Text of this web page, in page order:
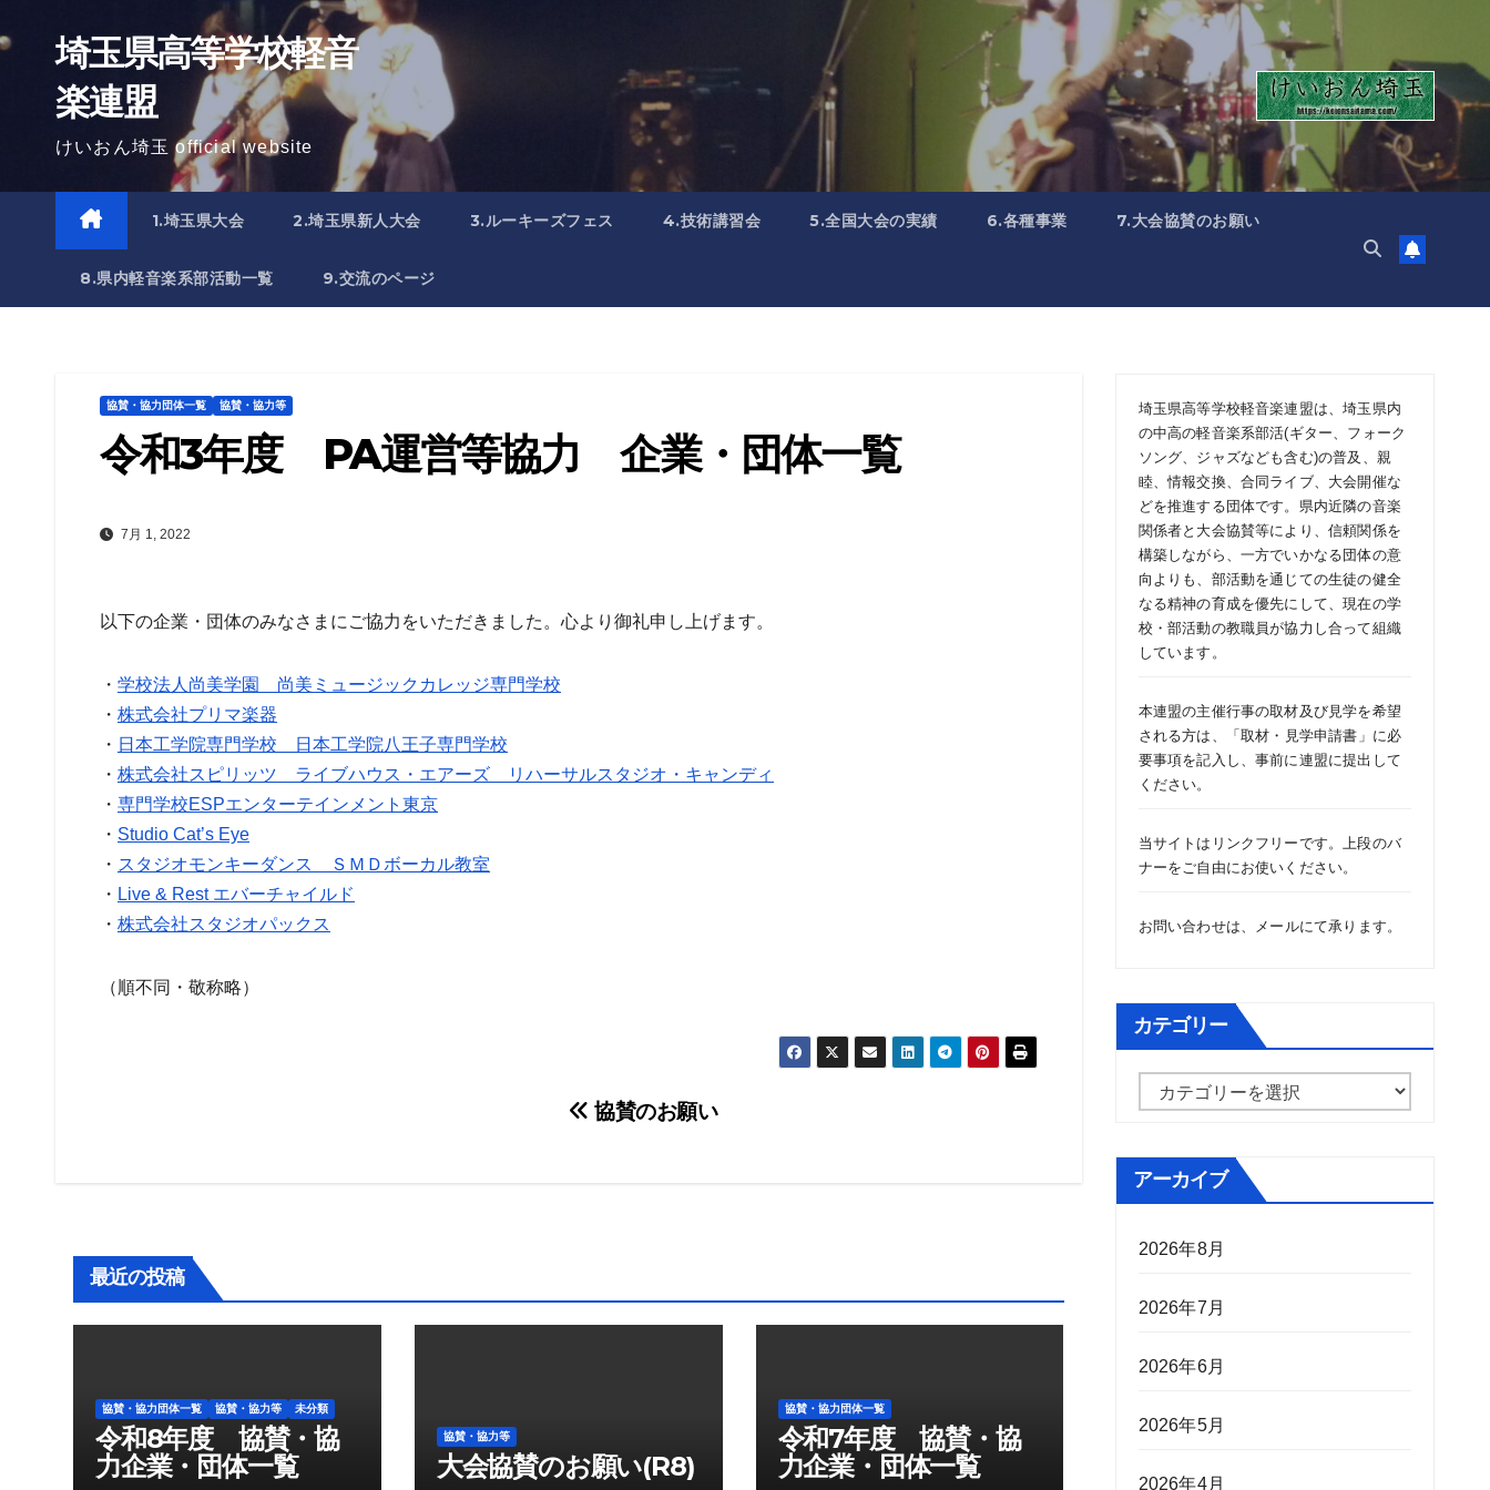
to
埼玉県高等学校軽音
楽連盟
けいおん埼玉 official website
1.埼玉県大会 2.埼玉県新人大会 3.ルーキーズフェス 4.技術講習会 5.全国大会の実績 6.各種事業 7.大会協賛のお願い
8.県内軽音楽系部活動一覧 9.交流のページ
協賛・協力団体一覧 協賛・協力等
令和3年度 PA運営等協力 企業・団体一覧
7月 1, 2022
以下の企業・団体のみなさまにご協力をいただきました。心より御礼申し上げます。
・ 学校法人尚美学園 尚美ミュージックカレッジ専門学校
・ 株式会社プリマ楽器
・ 日本工学院専門学校 日本工学院八王子専門学校
・ 株式会社スピリッツ ライブハウス・エアーズ リハーサルスタジオ・キャンディ
・ 専門学校ESPエンターテインメント東京
・ Studio Cat’s Eye
・ スタジオモンキーダンス ＳＭＤボーカル教室
・ Live & Rest エバーチャイルド
・ 株式会社スタジオパックス
（順不同・敬称略）
ビ
ゲ
シ
ョ
協賛のお願い
最近の投稿
協賛・協力団体一覧 協賛・協力等 未分類
令和8年度 協賛・協
力企業・団体一覧
協賛・協力等
大会協賛のお願い(R8)
協賛・協力団体一覧
令和7年度 協賛・協
力企業・団体一覧
埼玉県高等学校軽音楽連盟は、埼玉県内
の中高の軽音楽系部活(ギター、フォーク
ソング、ジャズなども含む)の普及、親
睦、情報交換、合同ライブ、大会開催な
どを推進する団体です。県内近隣の音楽
関係者と大会協賛等により、信頼関係を
構築しながら、一方でいかなる団体の意
向よりも、部活動を通じての生徒の健全
なる精神の育成を優先にして、現在の学
校・部活動の教職員が協力し合って組織
しています。
本連盟の主催行事の取材及び見学を希望
される方は、「 取材・見学申請書 」に必
要事項を記入し、事前に連盟に提出して
ください。
当サイトはリンクフリーです。上段のバ
ナーをご自由にお使いください。
お問い合わせは、 メールにて承ります。
カテゴリー
ゴ
リ
アーカイブ
2026年8月
2026年7月
2026年6月
2026年5月
2026年4月